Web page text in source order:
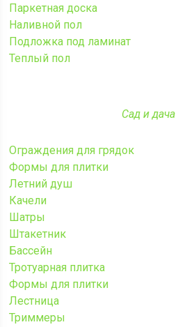
Паркетная доска
Наливной пол
Подложка под ламинат
Теплый пол
Сад и дача
Ограждения для грядок
Формы для плитки
Летний душ
Качели
Шатры
Штакетник
Бассейн
Тротуарная плитка
Формы для плитки
Лестница
Триммеры